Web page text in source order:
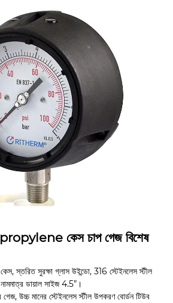
কেস চাপ গেজ বিশেষ
স্তরিত সুরক্ষা গ্লাস উইন্ডো, 316 স্টেইনলেস স্টীল
ডায়াল সাইজ 4.5”।
গেজ, উচ্চ মানের স্টেইনলেস স্টীল উপকরণ বোর্ডন টিউব